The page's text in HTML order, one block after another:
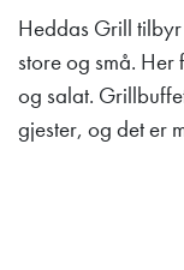
Heddas Grill
store og små.
og salat.
gjester, og det er